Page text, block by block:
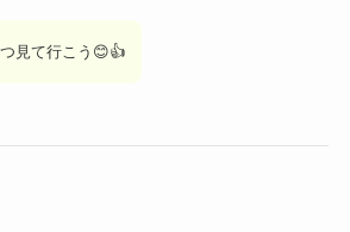
見て行こう😊👍